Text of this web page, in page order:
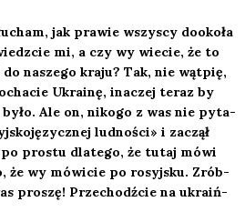
jak pra­wie wszy­scy dooko­ła
mi, a czy wy wie­cie, że to
nasze­go kra­ju? Tak, nie wąt­pię,
Ukra­inę, ina­czej teraz by
Ale on, niko­go z was nie pyta­
lud­no­ści» i zaczął
pro­stu dla­te­go, że tutaj mówi
że wy mówi­cie po rosyj­sku. Zrób­
pro­szę! Prze­chodź­cie na ukra­iń­